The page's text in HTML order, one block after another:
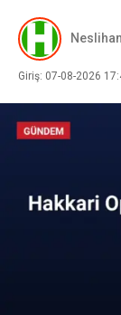
Giriş: 07-08-2026